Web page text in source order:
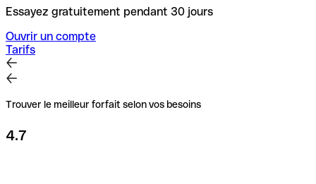
Essayez gratuitement pendant 30 jours
Ouvrir un compte
Tarifs
Trouver le meilleur forfait selon vos besoins
4.7